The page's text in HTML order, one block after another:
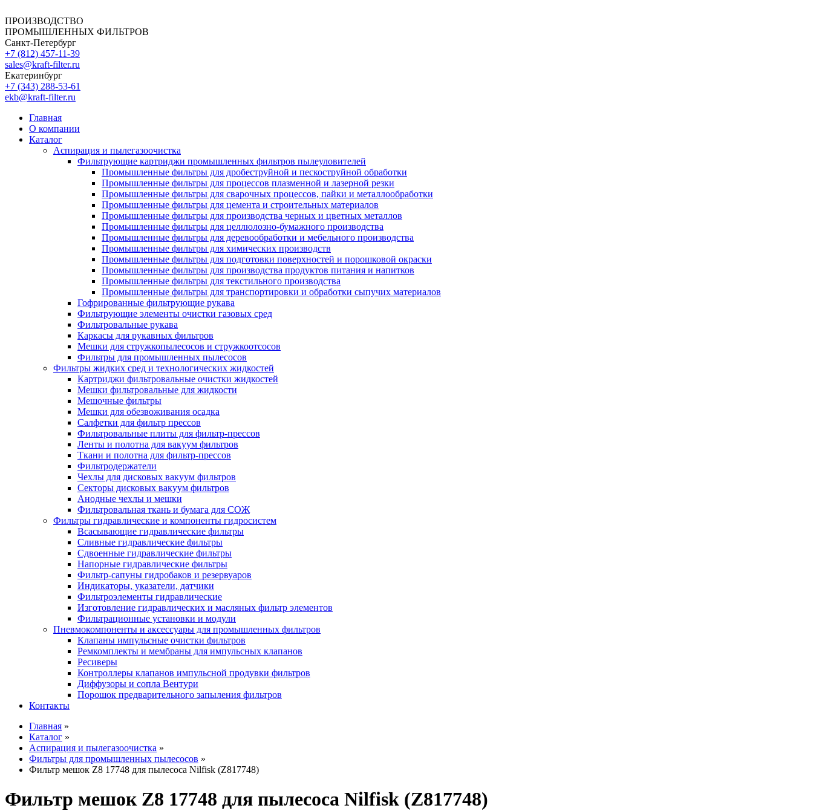
ПРОИЗВОДСТВО
ПРОМЫШЛЕННЫХ ФИЛЬТРОВ
Санкт-Петербург
+7 (812) 457-11-39
sales@kraft-filter.ru
Екатеринбург
+7 (343) 288-53-61
ekb@kraft-filter.ru
Главная
О компании
Каталог
Аспирация и пылегазоочистка
Фильтрующие картриджи промышленных фильтров пылеуловителей
Промышленные фильтры для дробеструйной и пескоструйной обработки
Промышленные фильтры для процессов плазменной и лазерной резки
Промышленные фильтры для сварочных процессов, пайки и металлообработки
Промышленные фильтры для цемента и строительных материалов
Промышленные фильтры для производства черных и цветных металлов
Промышленные фильтры для целлюлозно-бумажного производства
Промышленные фильтры для деревообработки и мебельного производства
Промышленные фильтры для химических производств
Промышленные фильтры для подготовки поверхностей и порошковой окраски
Промышленные фильтры для производства продуктов питания и напитков
Промышленные фильтры для текстильного производства
Промышленные фильтры для транспортировки и обработки сыпучих материалов
Гофрированные фильтрующие рукава
Фильтрующие элементы очистки газовых сред
Фильтровальные рукава
Каркасы для рукавных фильтров
Мешки для стружкопылесосов и стружкоотсосов
Фильтры для промышленных пылесосов
Фильтры жидких сред и технологических жидкостей
Картриджи фильтровальные очистки жидкостей
Мешки фильтровальные для жидкости
Мешочные фильтры
Мешки для обезвоживания осадка
Салфетки для фильтр прессов
Фильтровальные плиты для фильтр-прессов
Ленты и полотна для вакуум фильтров
Ткани и полотна для фильтр-прессов
Фильтродержатели
Чехлы для дисковых вакуум фильтров
Секторы дисковых вакуум фильтров
Анодные чехлы и мешки
Фильтровальная ткань и бумага для СОЖ
Фильтры гидравлические и компоненты гидросистем
Всасывающие гидравлические фильтры
Сливные гидравлические фильтры
Сдвоенные гидравлические фильтры
Напорные гидравлические фильтры
Фильтр-сапуны гидробаков и резервуаров
Индикаторы, указатели, датчики
Фильтроэлементы гидравлические
Изготовление гидравлических и масляных фильтр элементов
Фильтрационные установки и модули
Пневмокомпоненты и аксессуары для промышленных фильтров
Клапаны импульсные очистки фильтров
Ремкомплекты и мембраны для импульсных клапанов
Ресиверы
Контроллеры клапанов импульсной продувки фильтров
Диффузоры и сопла Вентури
Порошок предварительного запыления фильтров
Контакты
Главная »
Каталог »
Аспирация и пылегазоочистка »
Фильтры для промышленных пылесосов »
Фильтр мешок Z8 17748 для пылесоса Nilfisk (Z817748)
Фильтр мешок Z8 17748 для пылесоса Nilfisk (Z817748)